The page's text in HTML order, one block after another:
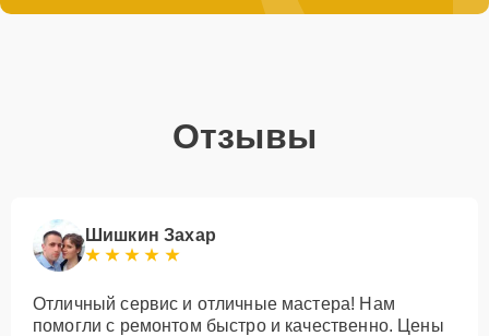
Отзывы
Шишкин Захар
Отличный сервис и отличные мастера! Нам
помогли с ремонтом быстро и качественно. Цены